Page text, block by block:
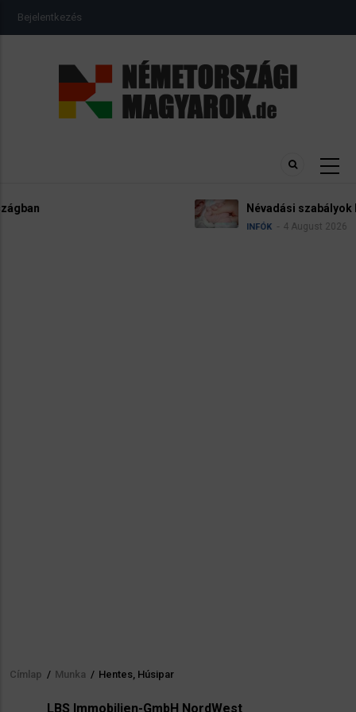
USER
ACCOUNT
Bejelentkezés
Névadási szabályok Németországban
Morzsa
Címlap / Munka / Hentes, Húsipar
LBS Immobilien-GmbH NordWest